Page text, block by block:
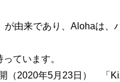
由来であり、Alohaは、
ています。
（2020年5月23日） 「